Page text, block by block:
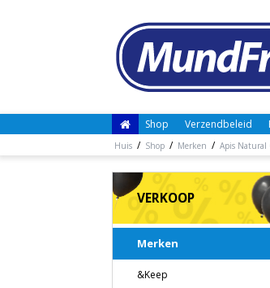
Shop Verzendbeleid
Huis / Shop / Merken / Apis Natural
VERKOOP
Merken
&Keep